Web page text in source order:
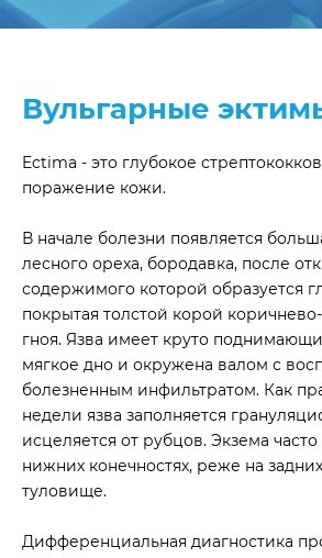
Вульгарные
Ectima - это глубокое
поражение кожи.
В начале болезни появляется
лесного ореха, бородавка, после
содержимого которой образуется
покрытая толстой корой
гноя. Язва имеет круто
мягкое дно и окружена валом с
болезненным инфильтратом. Как
недели язва заполняется
исцеляется от рубцов. Экзема часто
нижних конечностях, реже на
туловище.
Дифференциальная диагностика